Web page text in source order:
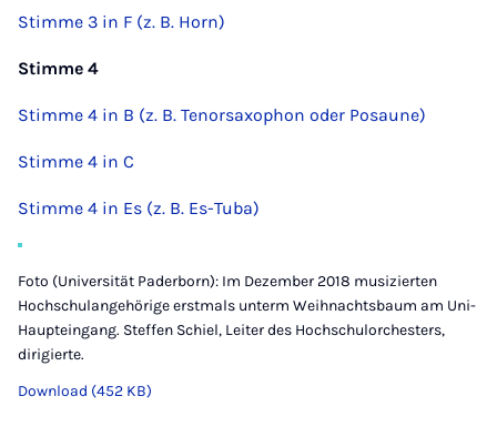
Stimme 3 in F (z. B. Horn)
Stimme 4
Stimme 4 in B (z. B. Tenorsaxophon oder Posaune)
Stimme 4 in C
Stimme 4 in Es (z. B. Es-Tuba)
Foto (Universität Paderborn): Im Dezember 2018 musizierten
Hochschulangehörige erstmals unterm Weihnachtsbaum am Uni-
Haupteingang. Steffen Schiel, Leiter des Hochschulorchesters,
dirigierte.
Download (452 KB)